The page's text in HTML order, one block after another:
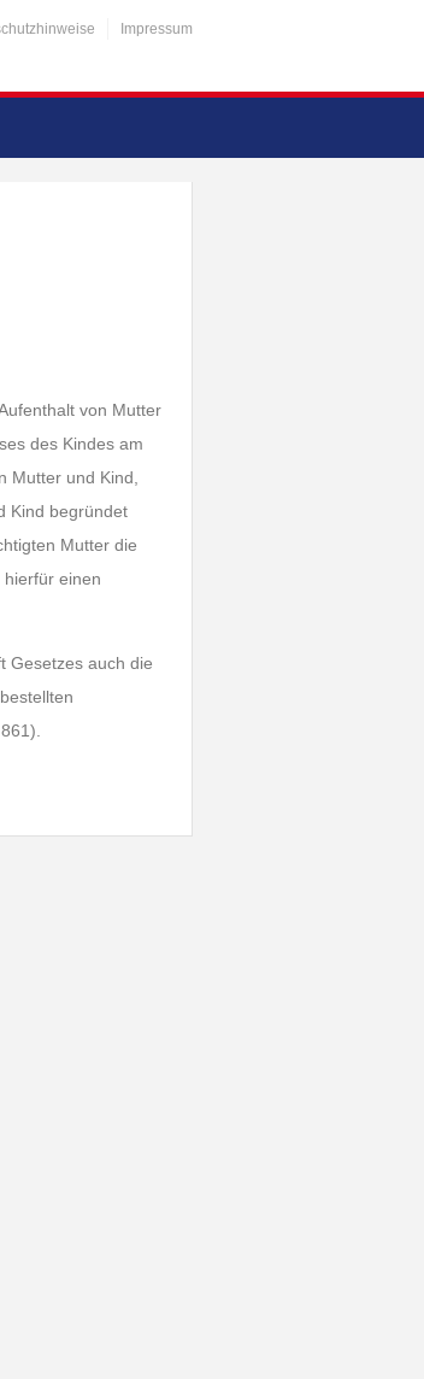
Impressum
von Mutter
des Kindes am
Mutter und Kind,
Kind begründet
Mutter die
einen
Gesetzes auch die